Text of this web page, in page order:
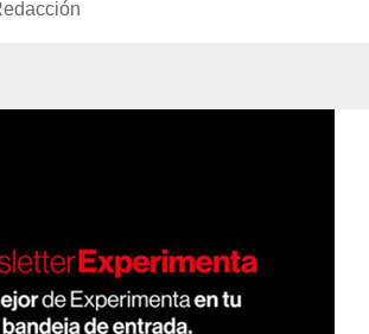
www.experimenta.es/author/redaccion/